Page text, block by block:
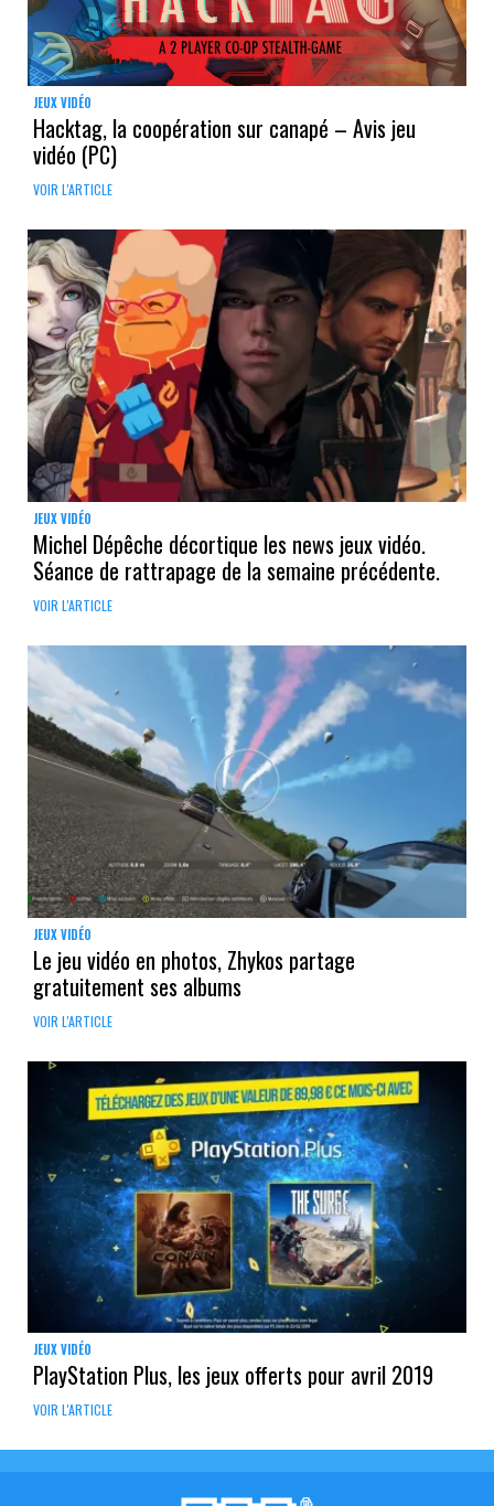
JEUX VIDÉO
Hacktag, la coopération sur canapé – Avis jeu
vidéo (PC)
VOIR L'ARTICLE
JEUX VIDÉO
Michel Dépêche décortique les news jeux vidéo.
Séance de rattrapage de la semaine précédente.
VOIR L'ARTICLE
JEUX VIDÉO
Le jeu vidéo en photos, Zhykos partage
gratuitement ses albums
VOIR L'ARTICLE
JEUX VIDÉO
PlayStation Plus, les jeux offerts pour avril 2019
VOIR L'ARTICLE